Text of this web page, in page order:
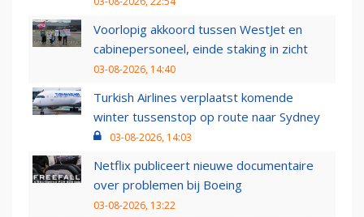
Voorlopig akkoord tussen WestJet en
cabinepersoneel, einde staking in zicht
03-08-2026, 14:40
Turkish Airlines verplaatst komende
winter tussenstop op route naar Sydney
03-08-2026, 14:03
Netflix publiceert nieuwe documentaire
over problemen bij Boeing
03-08-2026, 13:22